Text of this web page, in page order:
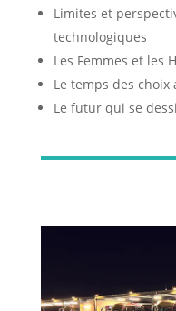
Limites et
technologiques
Les Femmes et les
Le temps des choix
Le futur qui se